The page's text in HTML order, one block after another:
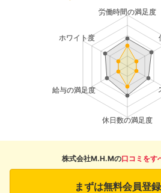
株式会社M.H.Mの口コミをす
まずは無料会員登録